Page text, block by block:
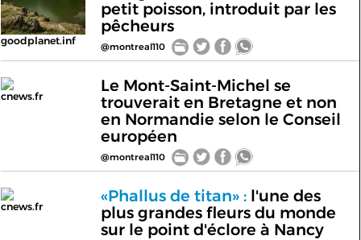
goodplanet.inf
petit poisson, introduit par les
pêcheurs
@montreal110
cnews.fr
Le Mont-Saint-Michel se
trouverait en Bretagne et non
en Normandie selon le Conseil
européen
@montreal110
cnews.fr
«Phallus de titan» :l'une des
plus grandes fleurs du monde
sur le point d'éclore à Nancy